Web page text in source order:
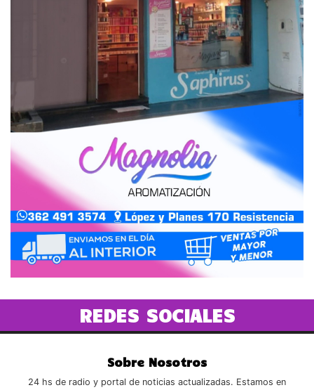
REDES SOCIALES
Sobre Nosotros
24 hs de radio y portal de noticias actualizadas. Estamos en